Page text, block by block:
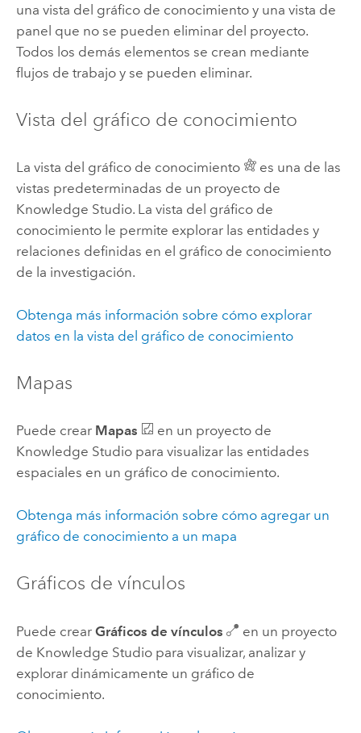
una vista del gráfico de conocimiento y una vista de
panel que no se pueden eliminar del proyecto.
Todos los demás elementos se crean mediante
flujos de trabajo y se pueden eliminar.
Vista del gráfico de conocimiento
La vista del gráfico de conocimiento
es una de las
vistas predeterminadas de un proyecto de
Knowledge Studio. La vista del gráfico de
conocimiento le permite explorar las entidades y
relaciones definidas en el gráfico de conocimiento
de la investigación.
Obtenga más información sobre cómo explorar
datos en la vista del gráfico de conocimiento
Mapas
Puede crear Mapas
en un proyecto de
Knowledge Studiopara visualizar las entidades
espaciales en un gráfico de conocimiento.
Obtenga más información sobre cómo agregar un
gráfico de conocimiento a un mapa
Gráficos de vínculos
Puede crear Gráficos de vínculos
en un proyecto
de Knowledge Studiopara visualizar, analizar y
explorar dinámicamente un gráfico de
conocimiento.